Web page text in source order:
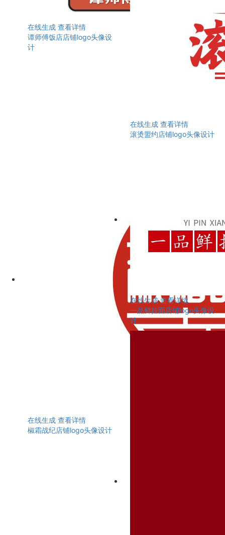
在线生成 查看详情
谭师傅饭店店铺logo头像设
计
在线生成 查看详情
滚烫盟约店铺logo头像设计
在线生成 查看详情
椒霜战纪店铺logo头像设计
在线生成 查看详情
一品鲜拉面店铺logo头像设
计